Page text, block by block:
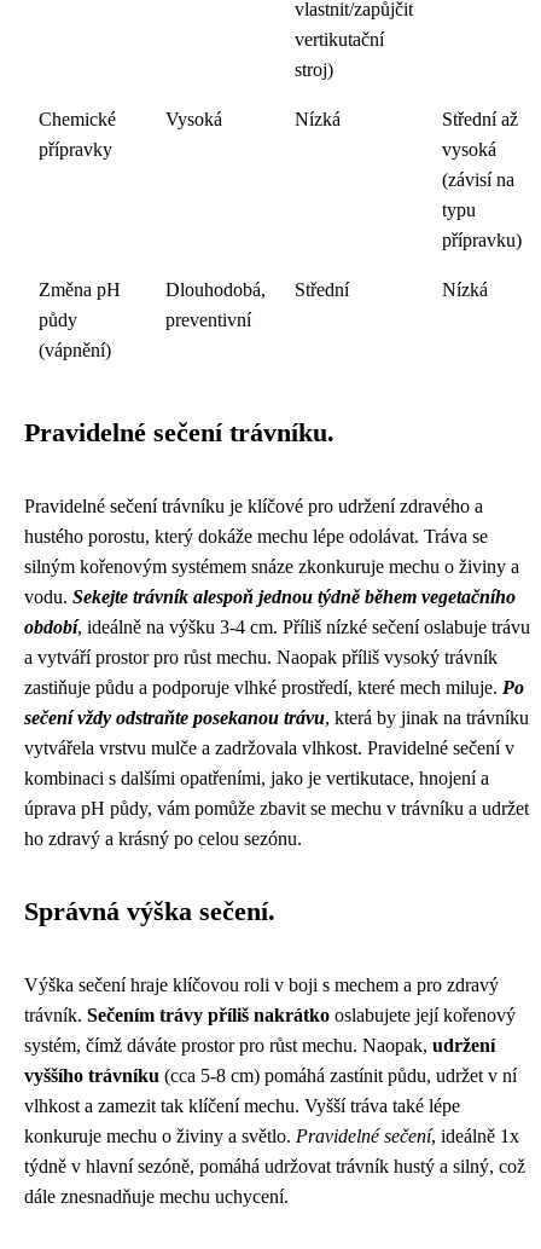
vlastnit/zapůjčit
vertikutační
stroj)
Chemické
přípravky
Vysoká Nízká
Střední až
vysoká
(závisí na
typu
přípravku)
Změna pH
půdy
(vápnění)
Dlouhodobá,
preventivní
Střední Nízká
Pravidelné sečení trávníku.
Pravidelné sečení trávníku je klíčové pro udržení zdravého a
hustého porostu, který dokáže mechu lépe odolávat. Tráva se
silným kořenovým systémem snáze zkonkuruje mechu o živiny a
vodu. Sekejte trávník alespoň jednou týdně během vegetačního
období, ideálně na výšku 3-4 cm. Příliš nízké sečení oslabuje trávu
a vytváří prostor pro růst mechu. Naopak příliš vysoký trávník
zastiňuje půdu a podporuje vlhké prostředí, které mech miluje. Po
sečení vždy odstraňte posekanou trávu, která by jinak na trávníku
vytvářela vrstvu mulče a zadržovala vlhkost. Pravidelné sečení v
kombinaci s dalšími opatřeními, jako je vertikutace, hnojení a
úprava pH půdy, vám pomůže zbavit se mechu v trávníku a udržet
ho zdravý a krásný po celou sezónu.
Správná výška sečení.
Výška sečení hraje klíčovou roli v boji s mechem a pro zdravý
trávník. Sečením trávy příliš nakrátko oslabujete její kořenový
systém, čímž dáváte prostor pro růst mechu. Naopak, udržení
vyššího trávníku (cca 5-8 cm) pomáhá zastínit půdu, udržet v ní
vlhkost a zamezit tak klíčení mechu. Vyšší tráva také lépe
konkuruje mechu o živiny a světlo. Pravidelné sečení, ideálně 1x
týdně v hlavní sezóně, pomáhá udržovat trávník hustý a silný, což
dále znesnadňuje mechu uchycení.